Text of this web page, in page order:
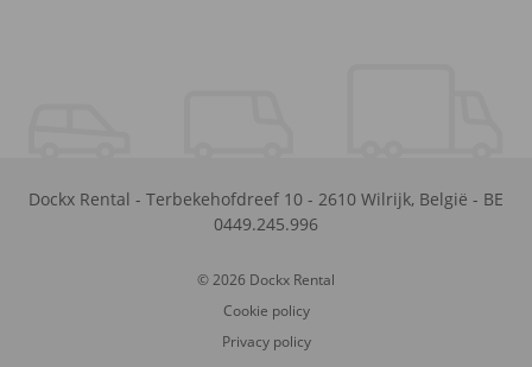
Dockx Rental - Terbekehofdreef 10 - 2610 Wilrijk, België - BE
0449.245.996
© 2026 Dockx Rental
Cookie policy
Privacy policy